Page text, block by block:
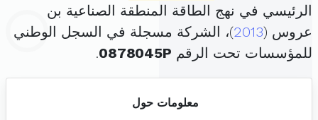
الرئيسي في نهج الطاقة المنطقة الصناعية بن
عروس (2013)، الشركة مسجلة في السجل الوطني
للمؤسسات تحت الرقم 0878045P
.
معلومات حول